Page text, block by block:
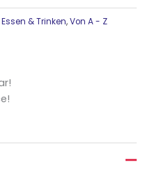
Essen & Trinken,Von A - Z